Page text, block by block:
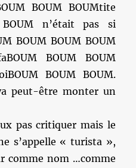
BOUM BOUMtite
n’était pas si
BOUM BOUM BOUM
BOUM BOUM
BOUM BOUM.
peut-être monter un
pas critiquer mais le
s’appelle « turista »,
comme nom …comme